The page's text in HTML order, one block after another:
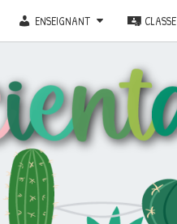
ENSEIGNANT CLASSE